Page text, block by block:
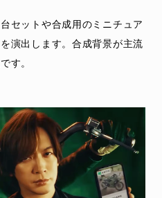
セットや合成用のミニチュア
演出します。合成背景が主流
す。